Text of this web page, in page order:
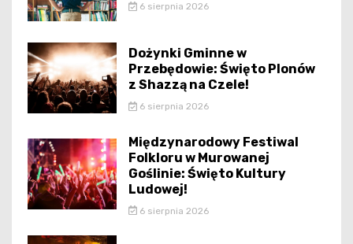
6 sierpnia 2026
Dożynki Gminne w
Przebędowie: Święto Plonów
z Shazzą na Czele!
6 sierpnia 2026
Międzynarodowy Festiwal
Folkloru w Murowanej
Goślinie: Święto Kultury
Ludowej!
6 sierpnia 2026